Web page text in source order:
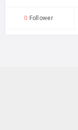
0 Follower